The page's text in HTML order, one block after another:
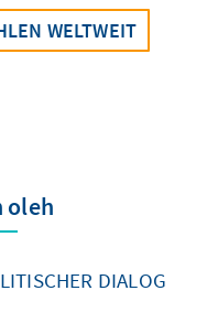
WELTWEIT
oleh
DIALOG